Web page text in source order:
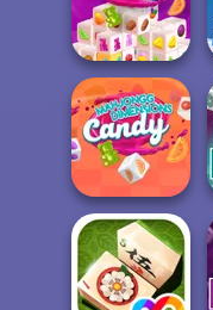
Mahjong 3D
Connect
Mahjongg
Dimensions
Candy: 640...
Mahjongg
Dimensions
Candy